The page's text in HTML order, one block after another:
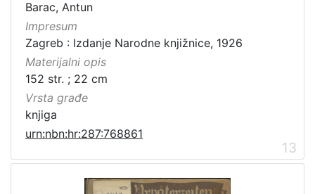
Barac, Antun
Impresum
Zagreb : Izdanje Narodne knjižnice, 1926
Materijalni opis
152 str. ; 22 cm
Vrsta građe
knjiga
urn:nbn:hr:287:768861
13